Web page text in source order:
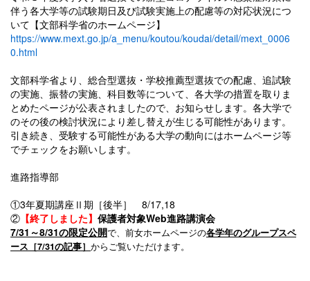
伴う各大学等の試験期日及び試験実施上の配慮等の対応状況につ
いて【文部科学省のホームページ】
https://www.mext.go.jp/a_menu/koutou/koudai/detail/mext_0006
0.html
文部科学省より、 総合型選抜・学校推薦型選抜での配慮、追試験
の実施、振替の実施、科目数等について、各大学の措置を取りま
とめたページが公表されましたので、お知らせします。 各大学で
のその後の検討状況により差し替えが生じる可能性があ ります。
引き続き、受験する可能性がある大学の動向にはホームページ等
でチェックをお願いします。
進路指導部
①3年夏期講座Ⅱ期［後半］ 8/17,18
② 【終了しました】 保護者対象Web進路講演会
7/31～8/31の限定公開で、前女ホームページの各学年のグループスペ
ース［7/31の記事］ からご覧いただけます。